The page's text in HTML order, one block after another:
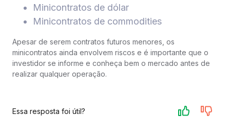
Minicontratos de dólar
Minicontratos de commodities
Apesar de serem contratos futuros menores, os
minicontratos ainda envolvem riscos e é importante que o
investidor se informe e conheça bem o mercado antes de
realizar qualquer operação.
Essa resposta foi útil?